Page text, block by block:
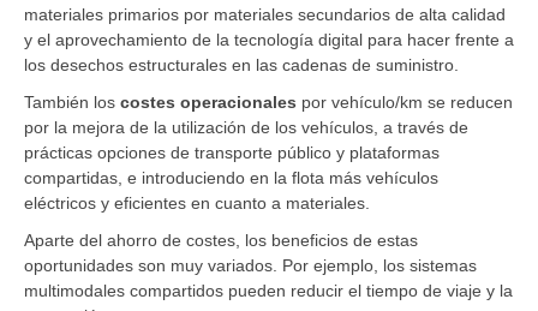
materiales primarios por materiales secundarios de alta calidad
y el aprovechamiento de la tecnología digital para hacer frente a
los desechos estructurales en las cadenas de suministro.
También los costes operacionales por vehículo/km se reducen
por la mejora de la utilización de los vehículos, a través de
prácticas opciones de transporte público y plataformas
compartidas, e introduciendo en la flota más vehículos
eléctricos y eficientes en cuanto a materiales.
Aparte del ahorro de costes, los beneficios de estas
oportunidades son muy variados. Por ejemplo, los sistemas
multimodales compartidos pueden reducir el tiempo de viaje y la